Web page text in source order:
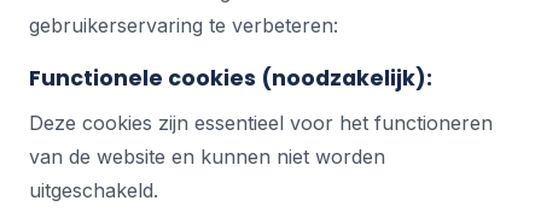
gebruikerservaring te verbeteren:
Functionele cookies (noodzakelijk):
Deze cookies zijn essentieel voor het functioneren
van de website en kunnen niet worden
uitgeschakeld.